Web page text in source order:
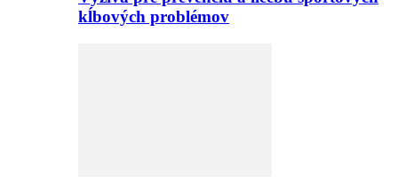
kĺbových problémov